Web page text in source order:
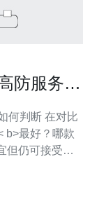
防服务器
何判断 在对比
b>最好？哪款
但仍可接受的
需求）为核心